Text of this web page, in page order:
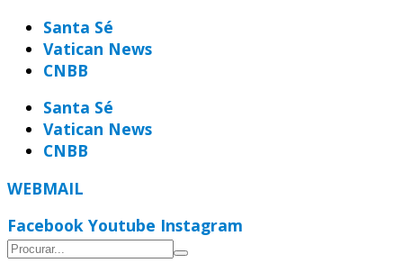
para
Santa Sé
Vatican News
CNBB
Santa Sé
Vatican News
CNBB
WEBMAIL
Facebook Youtube Instagram